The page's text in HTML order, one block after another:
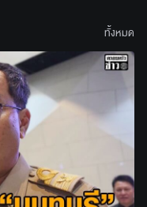
ทั้งหมด